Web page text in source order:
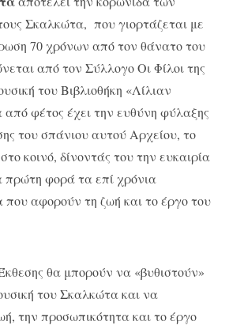
Σκαλκώτα, που γιορτάζεται με
70 χρόνων από τον θάνατο του
από τον Σύλλογο Οι Φίλοι της
του Βιβλιοθήκη «Λίλιαν
από φέτος έχει την ευθύνη φύλαξης
του σπάνιου αυτού Αρχείου, το
κοινό, δίνοντάς του την ευκαιρία
πρώτη φορά τα επί χρόνια
που αφορούν τη ζωή και το έργο του
θα μπορούν να «βυθιστούν»
του Σκαλκώτα και να
την προσωπικότητα και το έργο